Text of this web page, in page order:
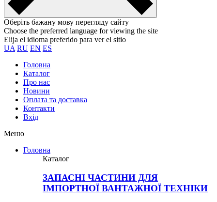
Оберіть бажану мову перегляду сайту
Choose the preferred language for viewing the site
Elija el idioma preferido para ver el sitio
UA RU EN ES
Головна
Каталог
Про нас
Новини
Оплата та доставка
Контакти
Вхiд
Меню
Головна
Каталог
ЗАПАСНІ ЧАСТИНИ ДЛЯ
ІМПОРТНОЇ ВАНТАЖНОЇ ТЕХНІКИ